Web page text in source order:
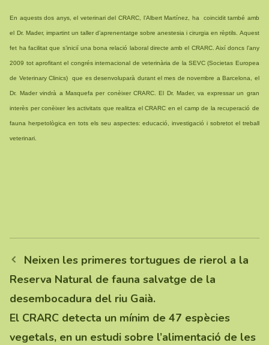
En aquests dos anys, el veterinari del CRARC, l’Albert Martínez, ha coincidit també amb
el Dr. Mader, impartint un taller d’aprenentatge sobre anestesia i cirurgia en rèptils. Aquest
fet ha facilitat que s’inicií una bona relació laboral directe amb el CRARC. Així doncs l’any
2009 tot aprofitant el congrés internacional de veterinària de la SEVC (Societas Europea
de Veterinary Clinics) que es desenvoluparà durant el mes de novembre a Barcelona, el
Dr. Mader vindrà a Masquefa per conèixer CRARC. El Dr. Mader, va expressar un gran
interès per conèixer les activitats que realitza el CRARC en el camp de la recuperació de
fauna herpetològica en tots els seu aspectes: educació, investigació i sobretot el treball
veterinari.
Neixen les primeres tortugues de rierol a la
Reserva Natural de fauna salvatge de la
desembocadura del riu Gaià.
El CRARC detecta un mínim de 47 espècies
vegetals, en un estudi sobre l’alimentació de les